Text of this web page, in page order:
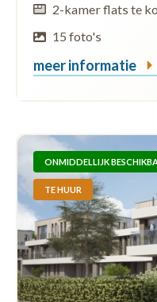
2-kamer flats te
15 foto's
meer informatie
ONMIDDELLIJK
TE HUUR